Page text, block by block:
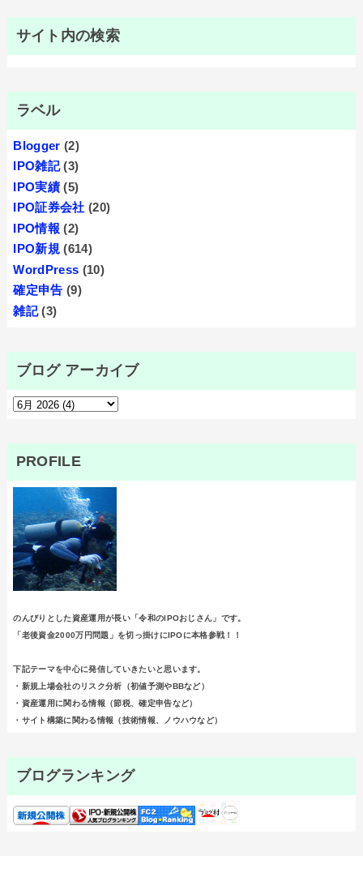
サイト内の検索
ラベル
Blogger (2)
IPO雑記 (3)
IPO実績 (5)
IPO証券会社 (20)
IPO情報 (2)
IPO新規 (614)
WordPress (10)
確定申告 (9)
雑記 (3)
ブログ アーカイブ
PROFILE
のんびりとした資産運用が長い「令和のIPOおじさん」です。
「老後資金2000万円問題」を切っ掛けにIPOに本格参戦！！
下記テーマを中心に発信していきたいと思います。
・新規上場会社のリスク分析（初値予測やBBなど）
・資産運用に関わる情報（節税、確定申告など）
・サイト構築に関わる情報（技術情報、ノウハウなど）
ブログランキング